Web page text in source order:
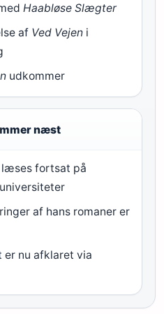
Haabløse Slægter
af Ved Vejen i
udkommer
næst
fortsat på
af hans romaner er
er nu afklaret via